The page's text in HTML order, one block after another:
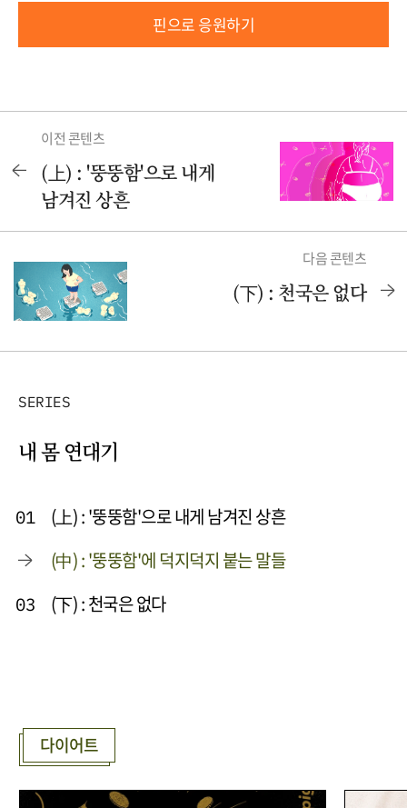
핀으로 응원하기
이전 콘텐츠
(上) : '뚱뚱함'으로 내게
남겨진 상흔
다음 콘텐츠
(下) : 천국은 없다
SERIES
내 몸 연대기
01
(上) : '뚱뚱함'으로 내게 남겨진 상흔
(中) : '뚱뚱함'에 덕지덕지 붙는 말들
03 (下) : 천국은 없다
다이어트